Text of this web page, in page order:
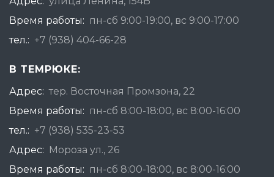
Время работы: пн-сб 9:00-19:00, вс 9:00-17:00
тел.: +7 (938) 404-66-28
В ТЕМРЮКЕ:
Адрес: тер. Восточная Промзона, 22
Время работы: пн-сб 8:00-18:00, вс 8:00-16:00
тел.: +7 (938) 535-23-53
Адрес: Мороза ул., 26
Время работы: пн-сб 8:00-18:00, вс 8:00-16:00